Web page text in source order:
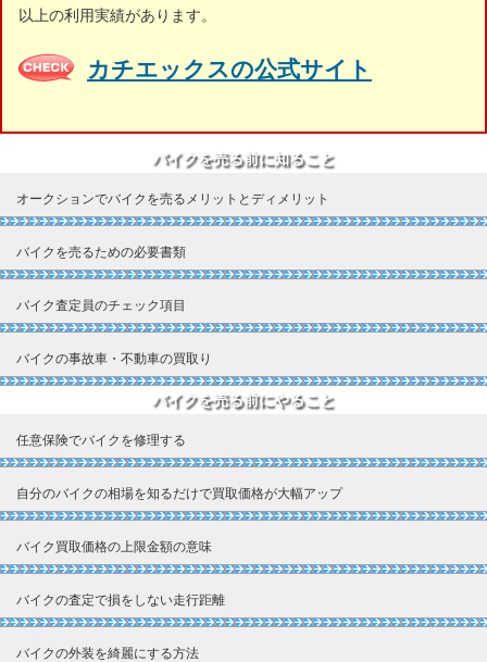
以上の利用実績があります。
カチエックスの公式サイト
バイクを売る前に知ること
オークションでバイクを売るメリットとディメリット
バイクを売るための必要書類
バイク査定員のチェック項目
バイクの事故車・不動車の買取り
バイクを売る前にやること
任意保険でバイクを修理する
自分のバイクの相場を知るだけで買取価格が大幅アップ
バイク買取価格の上限金額の意味
バイクの査定で損をしない走行距離
バイクの外装を綺麗にする方法